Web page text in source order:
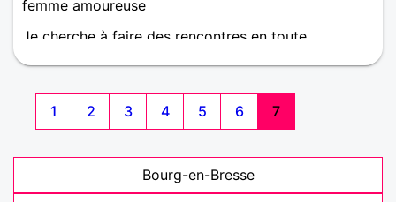
femme amoureuse
Je cherche à faire des rencontres en toute
suite . Je suis une personne stable et qui a un
besoin de sincérité . Donner pour recevoir et avec
des principes et valeurs autant au quotidien qu'en
1 2 3 4 5 6 7
Bourg-en-Bresse